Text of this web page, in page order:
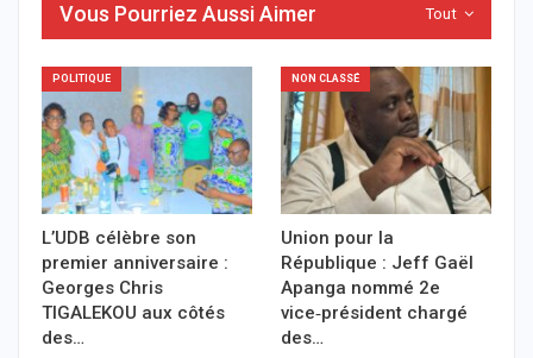
Tout
Vous Pourriez Aussi Aimer
POLITIQUE
L’UDB célèbre son
premier anniversaire :
Georges Chris
TIGALEKOU aux côtés
des…
NON CLASSÉ
Union pour la
République : Jeff Gaël
Apanga nommé 2e
vice‑président chargé
des…